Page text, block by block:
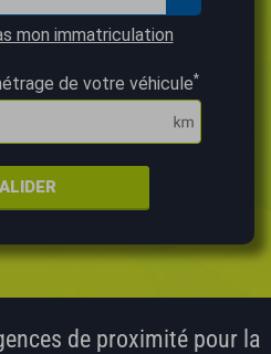
mon immatriculation
de votre véhicule*
de proximité pour la